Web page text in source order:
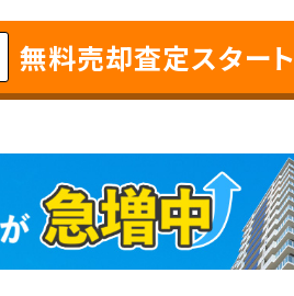
無料売却査定スタート